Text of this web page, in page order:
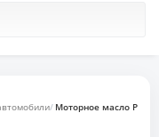
Моторное масло